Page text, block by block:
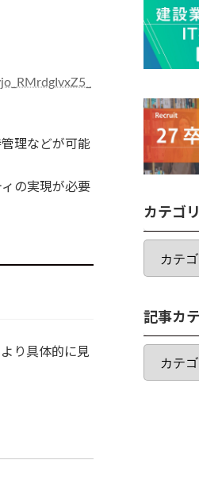
理などが可能
の実現が必要
り具体的に見
カテゴ
カ
ゴ
一
覧
記事カ
記
カ